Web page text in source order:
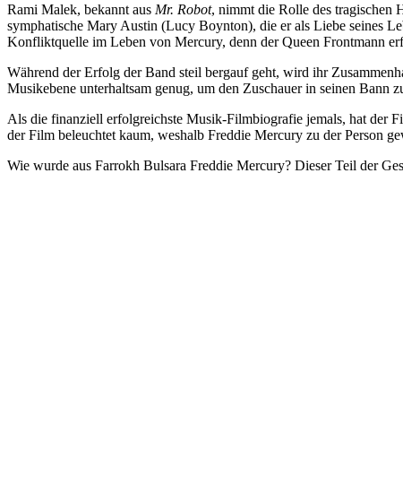
Rami Malek, bekannt aus Mr. Robot, nimmt die Rolle des tragischen
symphatische Mary Austin (Lucy Boynton), die er als Liebe seines
Konfliktquelle im Leben von Mercury, denn der Queen Frontmann
Während der Erfolg der Band steil bergauf geht, wird ihr
Musikebene unterhaltsam genug, um den Zuschauer in seinen Bann
Als die finanziell erfolgreichste Musik-Filmbiografie jemals, hat der
der Film beleuchtet kaum, weshalb Freddie Mercury zu der Person
Wie wurde aus Farrokh Bulsara Freddie Mercury? Dieser Teil der